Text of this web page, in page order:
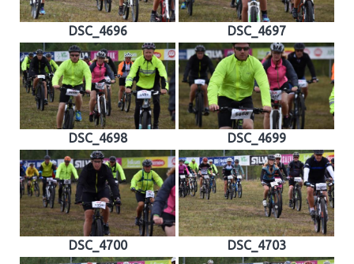
DSC_4696 DSC_4697
DSC_4698 DSC_4699
DSC_4700 DSC_4703